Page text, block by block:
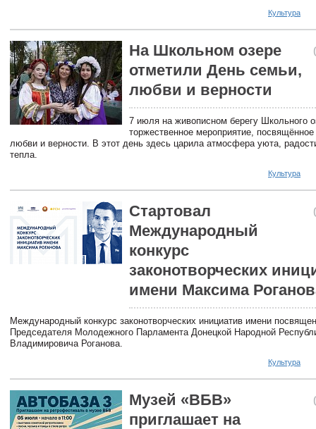
Культура
На Школьном озере
отметили День семьи,
любви и верности
7 июля на живописном берегу Школьного
торжественное мероприятие,
любви и верности. В этот день здесь царила атмосфера уюта,
тепла.
Культура
Стартовал
Международный
конкурс
законотворческих
имени Максима
Международный конкурс законотворческих инициатив имени
Председателя Молодежного Парламента Донецкой Народной
Владимировича Роганова.
Культура
Музей «ВБВ»
приглашает на